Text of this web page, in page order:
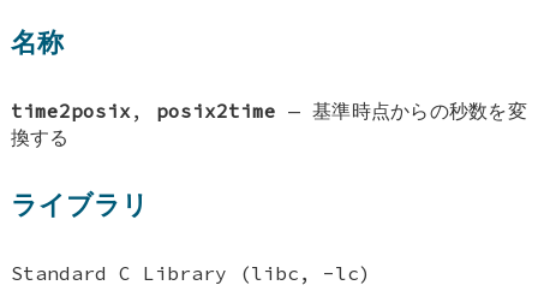
名称
time2posix , posix2time —基準時点からの秒数を変
換する
ライブラリ
Standard C Library (libc, -lc)